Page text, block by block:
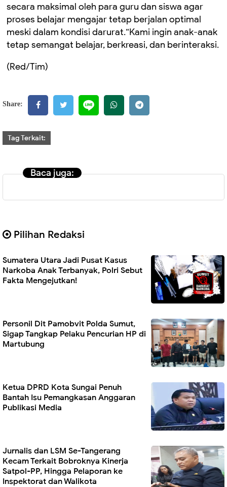
secara maksimal oleh para guru dan siswa agar
proses belajar mengajar tetap berjalan optimal
meski dalam kondisi darurat.“Kami ingin anak-anak
tetap semangat belajar, berkreasi, dan berinteraksi.
(Red/Tim)
Share:
Tag Terkait:
Baca juga:
Pilihan Redaksi
Sumatera Utara Jadi Pusat Kasus
Narkoba Anak Terbanyak, Polri Sebut
Fakta Mengejutkan!
Personil Dit Pamobvit Polda Sumut,
Sigap Tangkap Pelaku Pencurian HP di
Martubung
Ketua DPRD Kota Sungai Penuh
Bantah Isu Pemangkasan Anggaran
Publikasi Media
Jurnalis dan LSM Se-Tangerang
Kecam Terkait Bobroknya Kinerja
Satpol-PP, Hingga Pelaporan ke
Inspektorat dan Walikota